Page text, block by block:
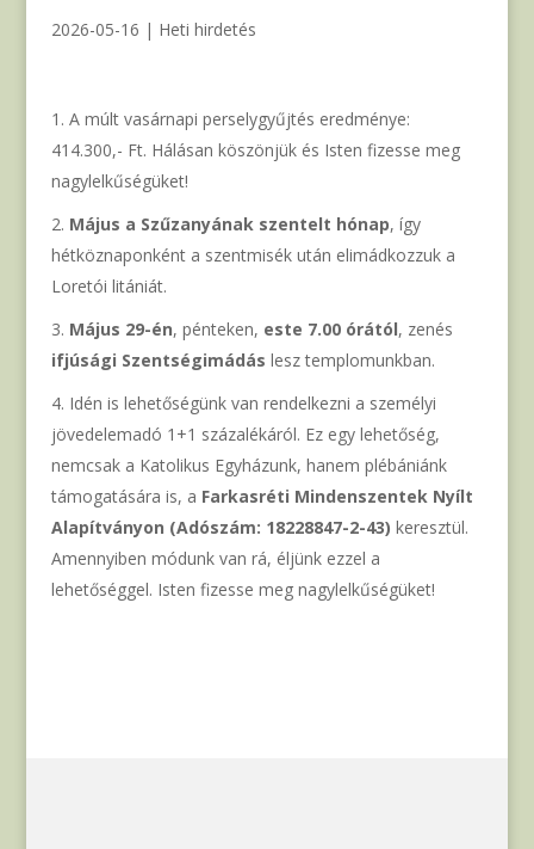
2026-05-16 | Heti hirdetés
A múlt vasárnapi perselygyűjtés eredménye:
414.300,- Ft. Hálásan köszönjük és Isten fizesse meg
nagylelkűségüket!
Május a Szűzanyának szentelt hónap, így
hétköznaponként a szentmisék után elimádkozzuk a
Loretói litániát.
Május 29-én, pénteken, este 7.00 órától, zenés
ifjúsági Szentségimádás lesz templomunkban.
Idén is lehetőségünk van rendelkezni a személyi
jövedelemadó 1+1 százalékáról. Ez egy lehetőség,
nemcsak a Katolikus Egyházunk, hanem plébániánk
támogatására is, a Farkasréti Mindenszentek Nyílt
Alapítványon (Adószám: 18228847-2-43) keresztül.
Amennyiben módunk van rá, éljünk ezzel a
lehetőséggel. Isten fizesse meg nagylelkűségüket!